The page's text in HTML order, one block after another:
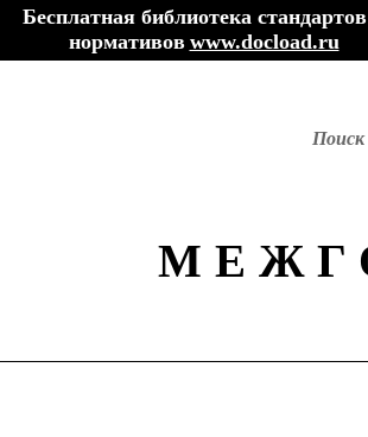
Бесплатная библиотека
нормативов www.docload.ru